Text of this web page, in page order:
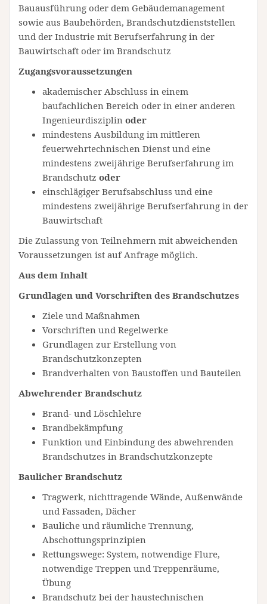
Bauausführung oder dem Gebäudemanagement
sowie aus Baubehörden, Brandschutzdienststellen
und der Industrie mit Berufserfahrung in der
Bauwirtschaft oder im Brandschutz
Zugangsvoraussetzungen
akademischer Abschluss in einem
baufachlichen Bereich oder in einer anderen
Ingenieurdisziplin oder
mindestens Ausbildung im mittleren
feuerwehrtechnischen Dienst und eine
mindestens zweijährige Berufserfahrung im
Brandschutz oder
einschlägiger Berufsabschluss und eine
mindestens zweijährige Berufserfahrung in der
Bauwirtschaft
Die Zulassung von Teilnehmern mit abweichenden
Voraussetzungen ist auf Anfrage möglich.
Aus dem Inhalt
Grundlagen und Vorschriften des Brandschutzes
Ziele und Maßnahmen
Vorschriften und Regelwerke
Grundlagen zur Erstellung von
Brandschutzkonzepten
Brandverhalten von Baustoffen und Bauteilen
Abwehrender Brandschutz
Brand- und Löschlehre
Brandbekämpfung
Funktion und Einbindung des abwehrenden
Brandschutzes in Brandschutzkonzepte
Baulicher Brandschutz
Tragwerk, nichttragende Wände, Außenwände
und Fassaden, Dächer
Bauliche und räumliche Trennung,
Abschottungsprinzipien
Rettungswege: System, notwendige Flure,
notwendige Treppen und Treppenräume,
Übung
Brandschutz bei der haustechnischen